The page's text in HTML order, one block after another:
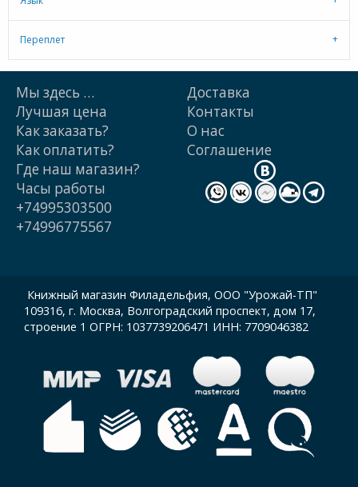
Переплет
Мы здесь …
Лучшая цена
Как заказать?
Как оплатить?
Доставка
Контакты
О нас
Cоглашение
Где наш магазин?
Часы работы
+74995303500
+74996775567
Книжный магазин Филадельфия, ООО "Урожай-ТП"
109316, г. Москва, Волгоградский проспект, дом 17,
строение 1 ОГРН: 1037739206471 ИНН: 7709046382